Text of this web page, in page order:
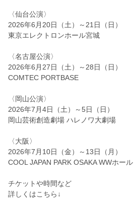
〈仙台公演〉
2026年6月20日（土）～21日（日）
東京エレクトロンホール宮城
〈名古屋公演〉
2026年6月27日（土）～28日（日）
COMTEC PORTBASE
〈岡山公演〉
2026年7月4日（土）～5日（日）
岡山芸術創造劇場 ハレノワ大劇場
〈大阪〉
2026年7月10日（金）～13日（月）
COOL JAPAN PARK OSAKA WWホール
チケットや時間など
詳しくはこちら↓